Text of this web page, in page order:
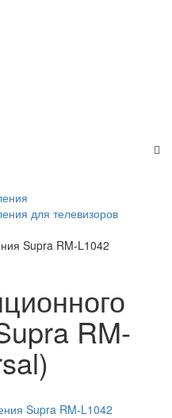
для телевизоров
Supra RM-L1042
RM-